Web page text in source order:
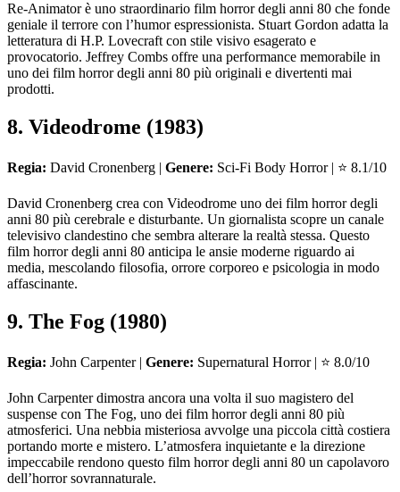
Re-Animator è uno straordinario film horror degli anni 80 che fonde
geniale il terrore con l’humor espressionista. Stuart Gordon adatta la
letteratura di H.P. Lovecraft con stile visivo esagerato e
provocatorio. Jeffrey Combs offre una performance memorabile in
uno dei film horror degli anni 80 più originali e divertenti mai
prodotti.
8. Videodrome (1983)
Regia: David Cronenberg | Genere: Sci-Fi Body Horror | ⭐ 8.1/10
David Cronenberg crea con Videodrome uno dei film horror degli
anni 80 più cerebrale e disturbante. Un giornalista scopre un canale
televisivo clandestino che sembra alterare la realtà stessa. Questo
film horror degli anni 80 anticipa le ansie moderne riguardo ai
media, mescolando filosofia, orrore corporeo e psicologia in modo
affascinante.
9. The Fog (1980)
Regia: John Carpenter | Genere: Supernatural Horror | ⭐ 8.0/10
John Carpenter dimostra ancora una volta il suo magistero del
suspense con The Fog, uno dei film horror degli anni 80 più
atmosferici. Una nebbia misteriosa avvolge una piccola città costiera
portando morte e mistero. L’atmosfera inquietante e la direzione
impeccabile rendono questo film horror degli anni 80 un capolavoro
dell’horror sovrannaturale.